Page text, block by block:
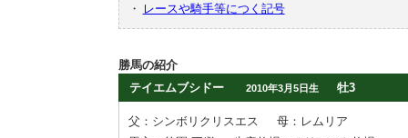
・
レースや騎手等につく記号
勝馬の紹介
テイエムブシドー
2010年3月5日生 牡3
父：シンボリクリスエス
母：レムリア